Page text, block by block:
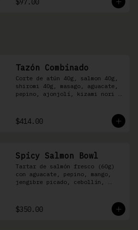
$97.00
Tazón Combinado
Corte de atún 40g, salmon 40g,
shiromi 40g, masago, aguacate,
pepino, ajonjolí, kizami nori y
$414.00
Spicy Salmon Bowl
Tartar de salmón fresco (60g)
con aguacate, pepino, mango,
jengibre picado, cebollín,
shari
$350.00